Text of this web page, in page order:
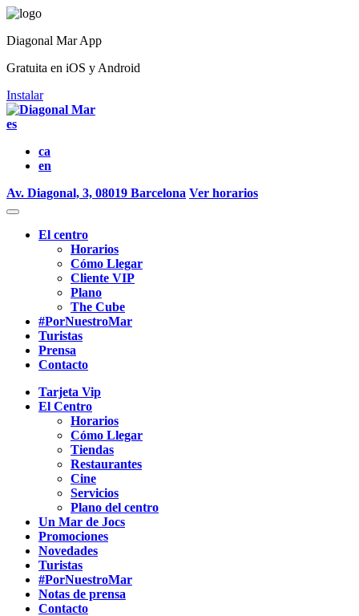
Diagonal Mar App
Gratuita en iOS y Android
Instalar
es
ca
en
Av. Diagonal, 3, 08019 Barcelona Ver horarios
El centro
Horarios
Cómo Llegar
Cliente VIP
Plano
The Cube
#PorNuestroMar
Turistas
Prensa
Contacto
Tarjeta Vip
El Centro
Horarios
Cómo Llegar
Tiendas
Restaurantes
Cine
Servicios
Plano del centro
Un Mar de Jocs
Promociones
Novedades
Turistas
#PorNuestroMar
Notas de prensa
Contacto